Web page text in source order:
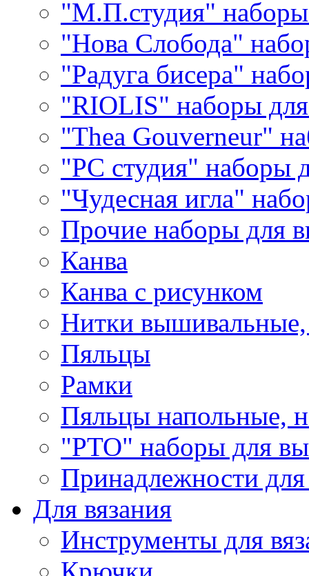
"М.П.студия"
"Нова Слобода"
"Радуга бисера"
"RIOLIS" наборы
"Thea Gouverneur"
"РС студия" наборы
"Чудесная игла"
Прочие наборы для
Канва
Канва с рисунком
Нитки
Пяльцы
Рамки
Пяльцы напольные,
"РТО" наборы для
Принадлежности
Для вязания
Инструменты для